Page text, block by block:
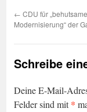
← CDU für „behutsame
Modernisierung“ der
Schreibe
Deine E-Mail-
Felder sind mit*